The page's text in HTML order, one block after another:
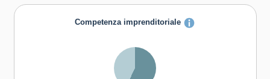
Capacità di creare fiducia e provare empatia
Competenza imprenditoriale